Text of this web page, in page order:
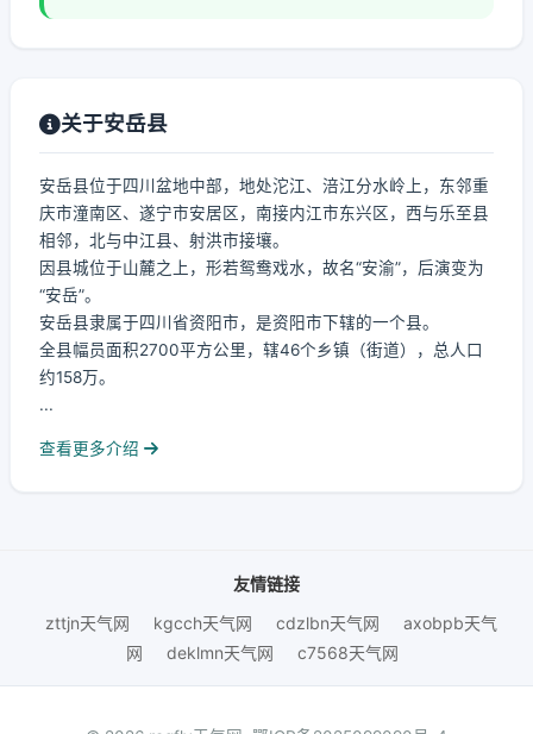
关于安岳县
安岳县位于四川盆地中部，地处沱江、涪江分水岭上，东邻重
庆市潼南区、遂宁市安居区，南接内江市东兴区，西与乐至县
相邻，北与中江县、射洪市接壤。
因县城位于山麓之上，形若鸳鸯戏水，故名“安渝”，后演变为
“安岳”。
安岳县隶属于四川省资阳市，是资阳市下辖的一个县。
全县幅员面积2700平方公里，辖46个乡镇（街道），总人口
约158万。
...
查看更多介绍
友情链接
zttjn天气网
kgcch天气网 cdzlbn天气网
axobpb天气
网
deklmn天气网 c7568天气网